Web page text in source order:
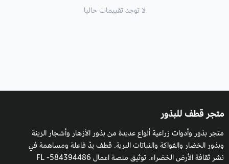
لا توجد تقييمات حاليا
متجر قطف للبذور
متجر بذور وأدوات زراعية أنواع عديدة من بذور الأزهار وأشجار الزينة
وبذور الخضار والفواكة والنباتات البرية. قطف يدٌ فاعلة ومساهمة في
نشر ثقافة الأرض الخضراء. توثيق منصة اعمال 584394486- FL